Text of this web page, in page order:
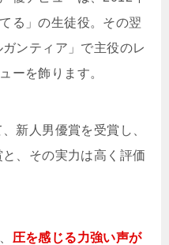
る」の生徒役。その翌
ンティア」で主役のレ
ーを飾ります。
新人男優賞を受賞し、
、その実力は高く評価
圧を感じる力強い声が